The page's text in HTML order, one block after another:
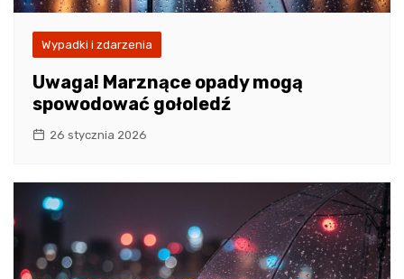
Wypadki i zdarzenia
Uwaga! Marznące opady mogą
spowodować gołoledź
26 stycznia 2026